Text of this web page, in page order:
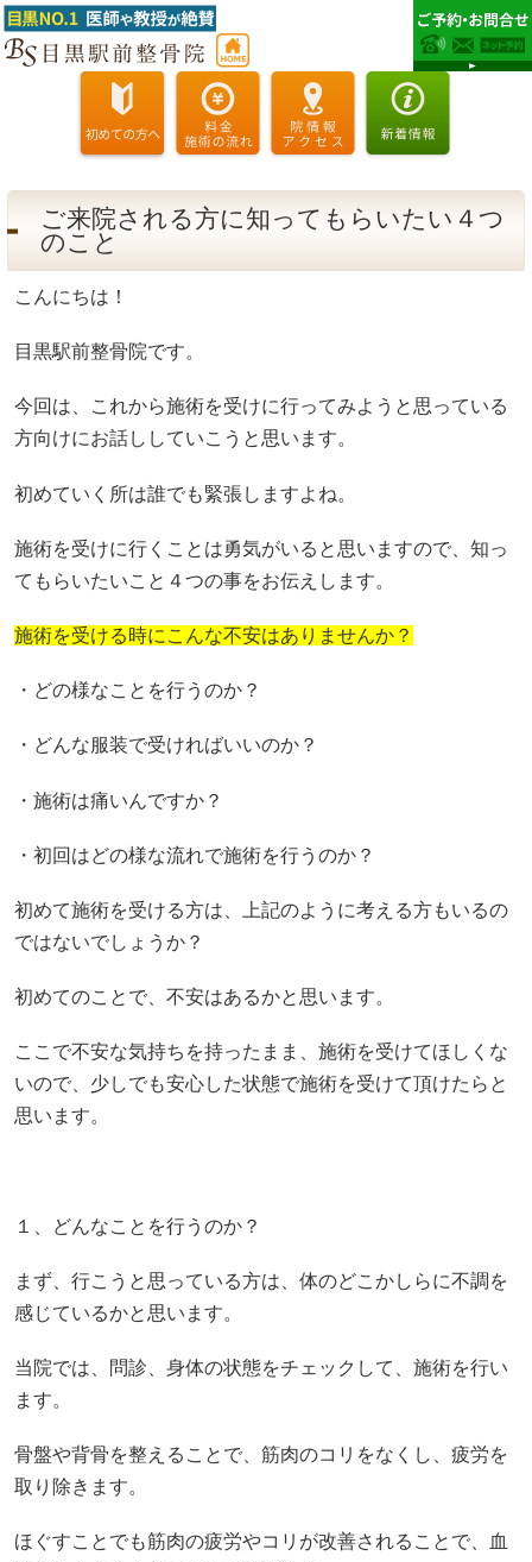
ご来院される方に知ってもらいたい４つ
のこと
こんにちは！
目黒駅前整骨院です。
今回は、これから施術を受けに行ってみようと思っている
方向けにお話ししていこうと思います。
初めていく所は誰でも緊張しますよね。
施術を受けに行くことは勇気がいると思いますので、知っ
てもらいたいこと４つの事をお伝えします。
施術を受ける時にこんな不安はありませんか？
・どの様なことを行うのか？
・どんな服装で受ければいいのか？
・施術は痛いんですか？
・初回はどの様な流れで施術を行うのか？
初めて施術を受ける方は、上記のように考える方もいるの
ではないでしょうか？
初めてのことで、不安はあるかと思います。
ここで不安な気持ちを持ったまま、施術を受けてほしくな
いので、少しでも安心した状態で施術を受けて頂けたらと
思います。
１、どんなことを行うのか？
まず、行こうと思っている方は、体のどこかしらに不調を
感じているかと思います。
当院では、問診、身体の状態をチェックして、施術を行い
ます。
骨盤や背骨を整えることで、筋肉のコリをなくし、疲労を
取り除きます。
ほぐすことでも筋肉の疲労やコリが改善されることで、血